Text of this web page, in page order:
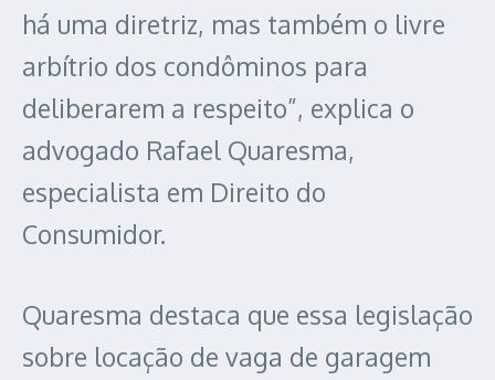
há uma diretriz, mas também o livre
arbítrio dos condôminos para
deliberarem a respeito”, explica o
advogado Rafael Quaresma,
especialista em Direito do
Consumidor.
Quaresma destaca que essa legislação
sobre locação de vaga de garagem